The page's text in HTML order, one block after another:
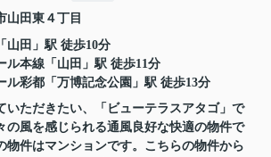
山田東 ４丁目
「 山田 」駅 徒歩10分
ル本線 「 山田 」駅 徒歩11分
ル彩都 「 万博記念公園 」駅 徒歩13分
いただきたい、「ビューテラスアタゴ」で
の風を感じられる通風良好な快適の物件で
物件はマンションです。こちらの物件から